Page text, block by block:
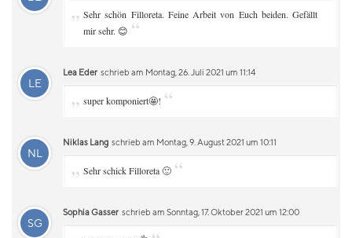
„ Sehr schön Filloreta. Feine Arbeit von Euch beiden. Gefällt
mir sehr. 😊 “
LE
Lea Eder schrieb am Montag, 26. Juli 2021 um 11:14
„ super komponiert🤩! “
NL
Niklas Lang schrieb am Montag, 9. August 2021 um 10:11
„ Sehr schick Filloreta 🙂 “
SG
Sophia Gasser schrieb am Sonntag, 17. Oktober 2021 um 12:00